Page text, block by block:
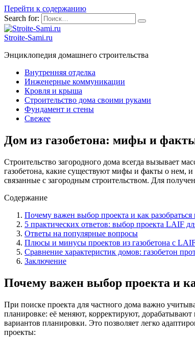
Перейти к содержанию
Search for:
Stroite-Sami.ru
Энциклопедия домашнего строительства
Внутренняя отделка
Инженерные коммуникации
Кровля и крыша
Строительство дома своими руками
Фундамент и стены
Свежее
Дом из газобетона: мифы и факты
Строительство загородного дома всегда вызывает
газобетона, какие существуют мифы и факты о нем,
связанные с загородным строительством. Для
Содержание
Почему важен выбор проекта и как
5 практических ответов: выбор проекта LAIF
Ответы на популярные вопросы
Плюсы и минусы проектов из газобетона с
Сравнение характеристик домов: газобетон
Заключение
Почему важен выбор проекта и
При поиске проекта для частного дома важно
планировке: её меняют, корректируют,
вариантов планировки. Это позволяет легко
проекты: